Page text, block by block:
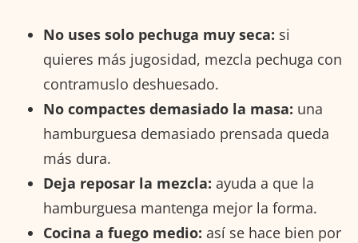
No uses solo pechuga muy seca: si
quieres más jugosidad, mezcla pechuga con
contramuslo deshuesado.
No compactes demasiado la masa: una
hamburguesa demasiado prensada queda
más dura.
Deja reposar la mezcla: ayuda a que la
hamburguesa mantenga mejor la forma.
Cocina a fuego medio: así se hace bien por